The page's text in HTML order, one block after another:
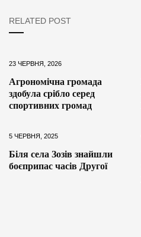
RELATED POST
23 ЧЕРВНЯ, 2026
Агрономічна громада
здобула срібло серед
спортивних громад
5 ЧЕРВНЯ, 2025
Біля села Зозів знайшли
боєприпас часів Другої